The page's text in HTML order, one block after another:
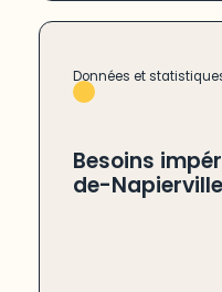
Données et
Besoins
de-Napierville